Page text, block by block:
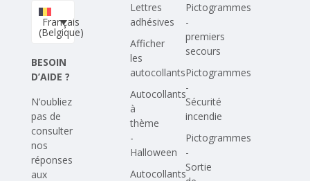
Téléchargez votre propre conception
Corona Covid-19
Français
(Belgique)
BESOIN
D’AIDE ?
N’oubliez
pas de
consulter
nos
réponses
aux
Lettres
adhésives
Afficher
les
autocollants
Autocollants
à
thème
-
Halloween
Autocollants
Pictogrammes
-
premiers
secours
Pictogrammes
-
Sécurité
incendie
Pictogrammes
-
Sortie